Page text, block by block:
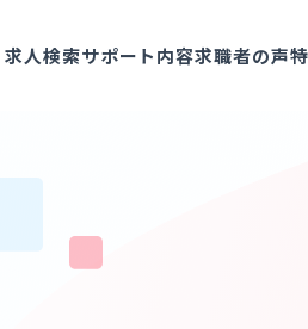
求人検索サポート内容求職者の声